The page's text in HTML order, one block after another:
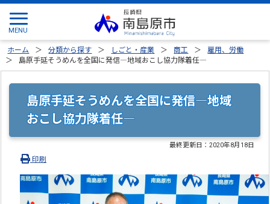
ホーム 分類から探す しごと・産業 商工
雇用、労働
島原手延そうめんを全国に発信―地域おこし協力隊着任―
島原手延そうめんを全国に発信―地域
おこし協力隊着任―
最終更新日：2020年8月18日
印刷